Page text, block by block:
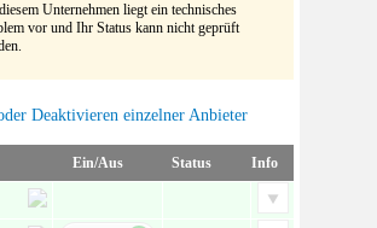
Unternehmen liegt ein technisches
vor und Ihr Status kann nicht geprüft